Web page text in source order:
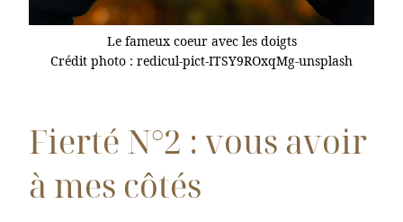
Le fameux coeur avec les doigts
Crédit photo : redicul-pict-ITSY9ROxqMg-unsplash
Fierté N°2 : vous avoir
à mes côtés